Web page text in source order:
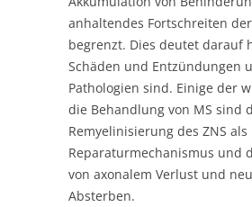
anhaltendes Fortschreiten
begrenzt. Dies deutet darauf
Schäden und Entzündungen
Pathologien sind. Einige der
die Behandlung von MS sind
Remyelinisierung des ZNS als
Reparaturmechanismus und
von axonalem Verlust und
Absterben.